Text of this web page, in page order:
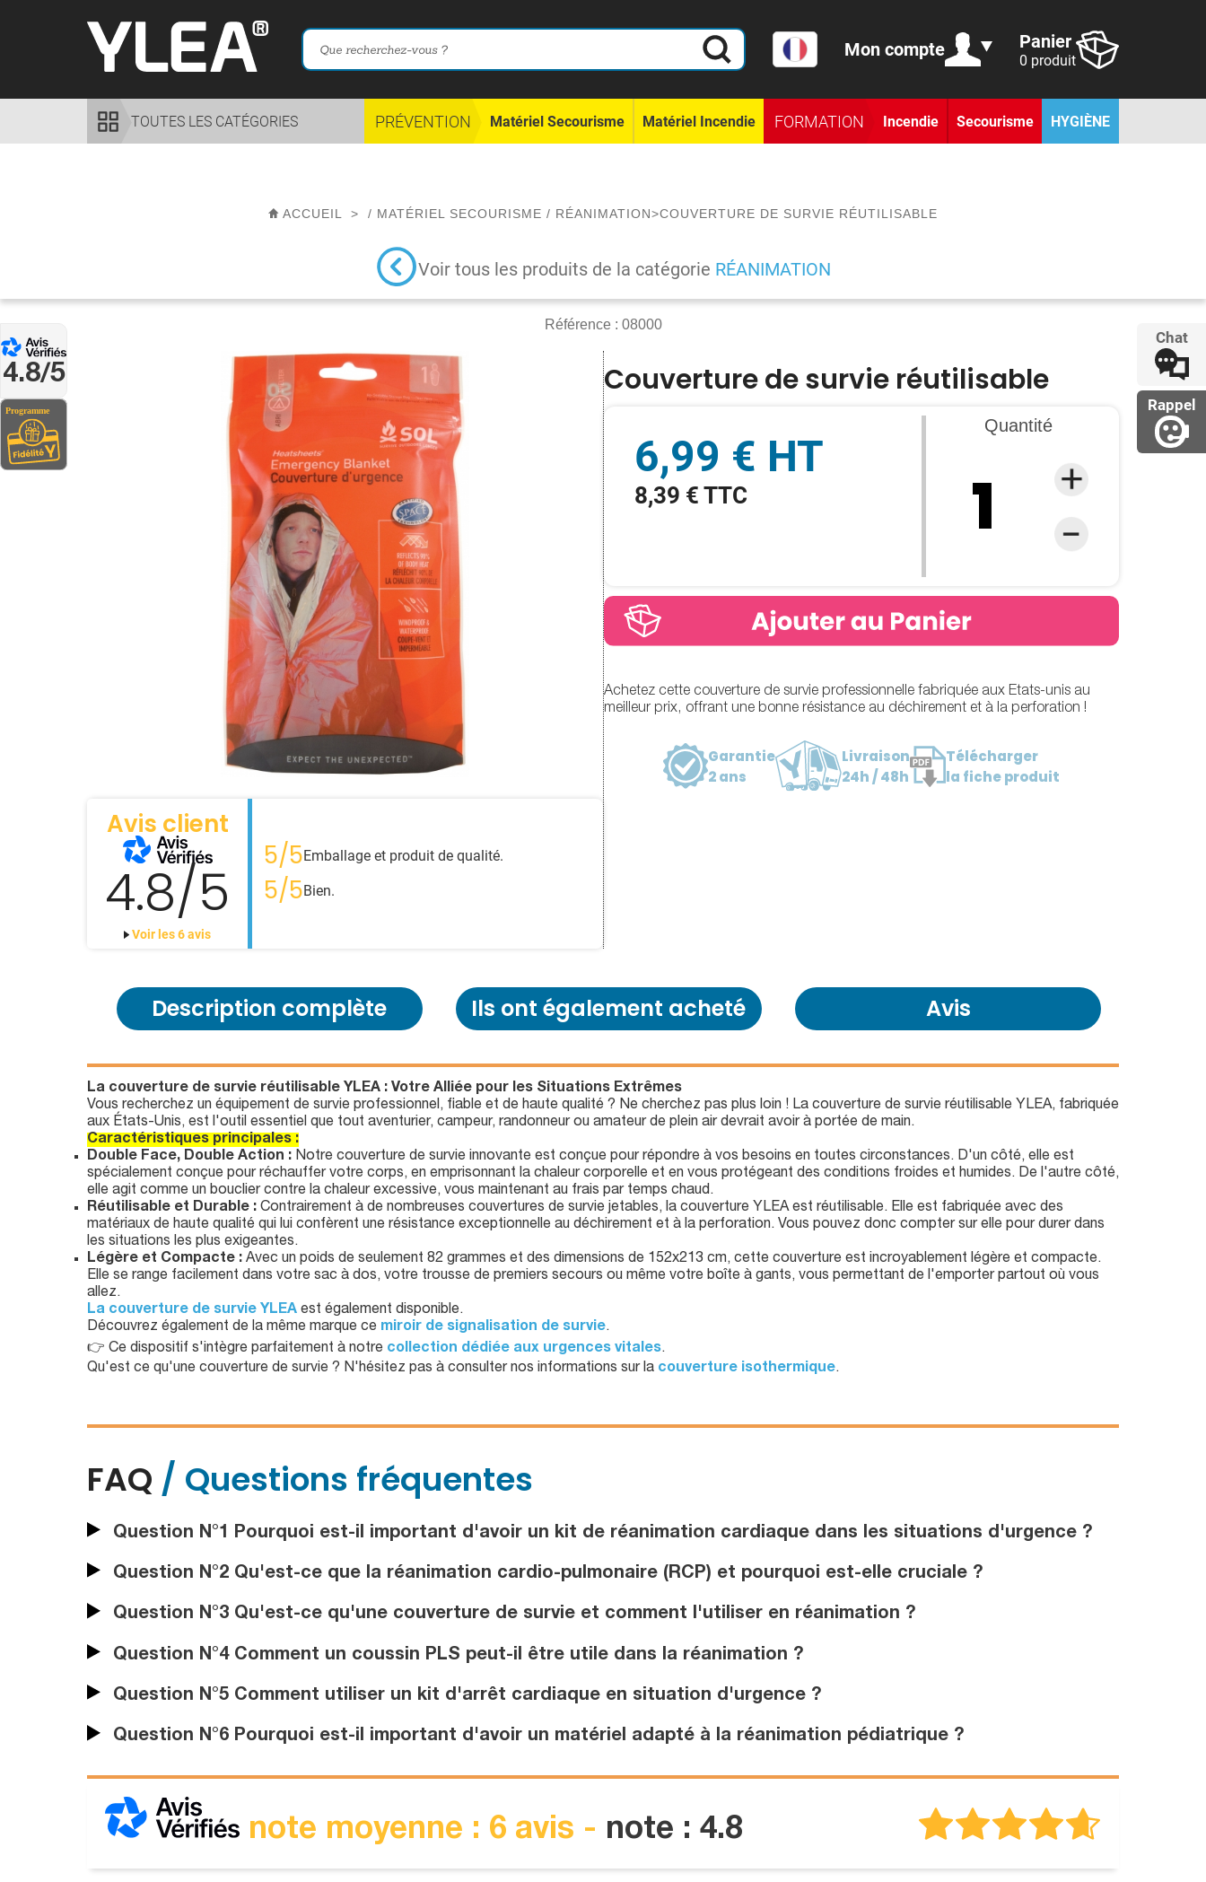
Chat
Rappel
4.8/5
Mon compte Panier
0 produit
TOUTES LES CATÉGORIES PRÉVENTION Matériel Secourisme Matériel Incendie FORMATION Incendie Secourisme HYGIÈNE
ACCUEIL > / MATÉRIEL SECOURISME / RÉANIMATION>COUVERTURE DE SURVIE RÉUTILISABLE
Voir tous les produits de la catégorie RÉANIMATION
Référence : 08000
Avis client
4.8/5
Voir les 6 avis
5/5Emballage et produit de qualité.
5/5Bien.
Couverture de survie réutilisable
6,99 € HT
8,39 € TTC
Quantité
Achetez cette couverture de survie professionnelle fabriquée aux Etats-unis au
meilleur prix, offrant une bonne résistance au déchirement et à la perforation !
Garantie
2 ans
Livraison
24h / 48h
Télécharger
la fiche produit
Description complète Ils ont également acheté Avis
La couverture de survie réutilisable YLEA : Votre Alliée pour les Situations Extrêmes
Vous recherchez un équipement de survie professionnel, fiable et de haute qualité ? Ne cherchez pas plus loin ! La couverture de survie réutilisable YLEA, fabriquée
aux États-Unis, est l'outil essentiel que tout aventurier, campeur, randonneur ou amateur de plein air devrait avoir à portée de main.
Caractéristiques principales :
Double Face, Double Action : Notre couverture de survie innovante est conçue pour répondre à vos besoins en toutes circonstances. D'un côté, elle est
spécialement conçue pour réchauffer votre corps, en emprisonnant la chaleur corporelle et en vous protégeant des conditions froides et humides. De l'autre côté,
elle agit comme un bouclier contre la chaleur excessive, vous maintenant au frais par temps chaud.
Réutilisable et Durable : Contrairement à de nombreuses couvertures de survie jetables, la couverture YLEA est réutilisable. Elle est fabriquée avec des
matériaux de haute qualité qui lui confèrent une résistance exceptionnelle au déchirement et à la perforation. Vous pouvez donc compter sur elle pour durer dans
les situations les plus exigeantes.
Légère et Compacte : Avec un poids de seulement 82 grammes et des dimensions de 152x213 cm, cette couverture est incroyablement légère et compacte.
Elle se range facilement dans votre sac à dos, votre trousse de premiers secours ou même votre boîte à gants, vous permettant de l'emporter partout où vous
allez.
La couverture de survie YLEA est également disponible.
Découvrez également de la même marque ce miroir de signalisation de survie.
👉 Ce dispositif s'intègre parfaitement à notre collection dédiée aux urgences vitales.
Qu'est ce qu'une couverture de survie ? N'hésitez pas à consulter nos informations sur la couverture isothermique.
FAQ / Questions fréquentes
Question N°1 Pourquoi est-il important d'avoir un kit de réanimation cardiaque dans les situations d'urgence ?
Question N°2 Qu'est-ce que la réanimation cardio-pulmonaire (RCP) et pourquoi est-elle cruciale ?
Question N°3 Qu'est-ce qu'une couverture de survie et comment l'utiliser en réanimation ?
Question N°4 Comment un coussin PLS peut-il être utile dans la réanimation ?
Question N°5 Comment utiliser un kit d'arrêt cardiaque en situation d'urgence ?
Question N°6 Pourquoi est-il important d'avoir un matériel adapté à la réanimation pédiatrique ?
note moyenne : 6 avis - note : 4.8